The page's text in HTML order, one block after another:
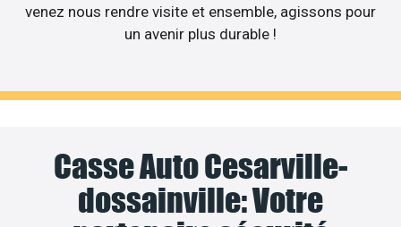
venez nous rendre visite et ensemble, agissons pour
un avenir plus durable !
Casse Auto Cesarville-
dossainville: Votre